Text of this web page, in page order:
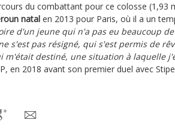
du combattant pour ce colosse (1,93
natal en 2013 pour Paris, où il a un
d'un jeune qui n'a pas eu beaucoup de
s'est pas résigné, qui s'est permis de
m'était destiné, une situation à laquelle
en 2018 avant son premier duel avec Stipe